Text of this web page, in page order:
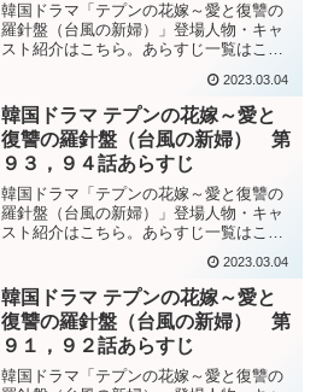
韓国ドラマ「テプンの花嫁～愛と復讐の
羅針盤（台風の新婦）」登場人物・キャ
スト紹介はこちら。あらすじ一覧はこち
讐の羅針盤（台風の新婦）」第９５話あ
らすじパダに指示をして盗ませたのかと
怒るペクサンに、否定する...
2023.03.04
韓国ドラマ テプンの花嫁～愛と
復讐の羅針盤（台風の新婦） 第
９３，９４話あらすじ
韓国ドラマ「テプンの花嫁～愛と復讐の
羅針盤（台風の新婦）」登場人物・キャ
スト紹介はこちら。あらすじ一覧はこち
讐の羅針盤（台風の新婦）」第９３話あ
らすじモヨンとソヨンのDNA鑑定書を持
っていたインスンを責め...
2023.03.04
韓国ドラマ テプンの花嫁～愛と
復讐の羅針盤（台風の新婦） 第
９１，９２話あらすじ
韓国ドラマ「テプンの花嫁～愛と復讐の